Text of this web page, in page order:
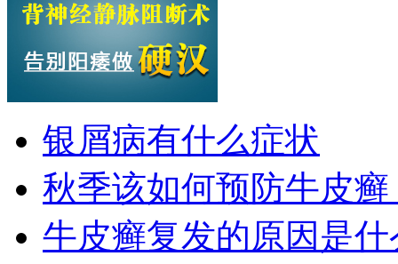
银屑病有什么症状
秋季该如何预防牛皮癣
牛皮癣复发的原因是什